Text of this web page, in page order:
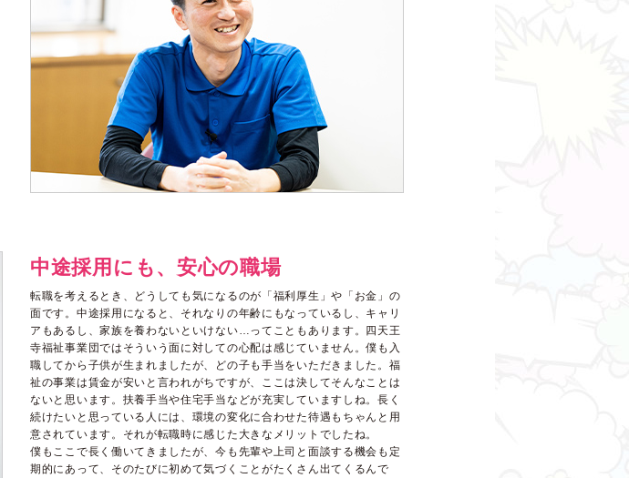
中途採用にも、安心の職場
転職を考えるとき、どうしても気になるのが「福利厚生」や「お金」の
面です。中途採用になると、それなりの年齢にもなっているし、キャリ
アもあるし、家族を養わないといけない…ってこともあります。四天王
寺福祉事業団ではそういう面に対しての心配は感じていません。僕も入
職してから子供が生まれましたが、どの子も手当をいただきました。福
祉の事業は賃金が安いと言われがちですが、ここは決してそんなことは
ないと思います。扶養手当や住宅手当などが充実していますしね。長く
続けたいと思っている人には、環境の変化に合わせた待遇もちゃんと用
意されています。それが転職時に感じた大きなメリットでしたね。
僕もここで長く働いてきましたが、今も先輩や上司と面談する機会も定
期的にあって、そのたびに初めて気づくことがたくさん出てくるんで